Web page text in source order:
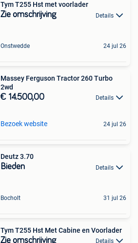
Tym T255 Hst met voorlader
Zie omschrijving Details
Onstwedde 24 jul 26
Massey Ferguson Tractor 260 Turbo
2wd
€ 14.500,00 Details
Bezoek website 24 jul 26
Deutz 3.70
Bieden Details
Bocholt 31 jul 26
Tym T255 Hst Met Cabine en Voorlader
Zie omschrijving Details